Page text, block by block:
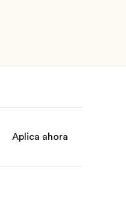
Aplica ahora